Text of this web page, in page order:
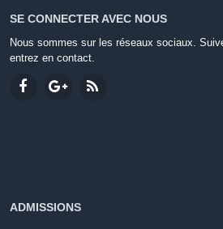
SE CONNECTER AVEC NOUS
Nous sommes sur les réseaux sociaux.
entrez en contact.
ADMISSIONS